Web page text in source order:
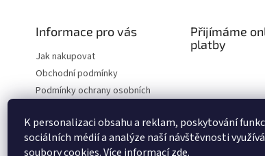
K personalizaci obsahu a reklam, poskytování
sociálních médií a analýze naší návštěvnosti
soubory cookies. Více informacízde.
Informace pro vás
Jak nakupovat
Obchodní podmínky
Podmínky ochrany osobních
údajů
Vrácení zboží do 14 dnů
Reklamační řád
Přijímáme
platby